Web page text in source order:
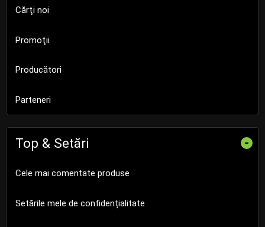
Cărţi noi
Promoţii
Producători
Parteneri
Top & Setări -
Cele mai comentate produse
Setările mele de confidențialitate